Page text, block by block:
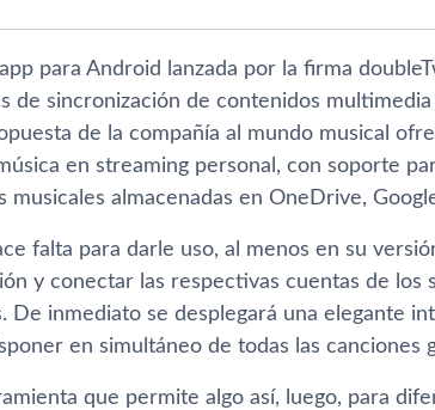
para Android lanzada por la firma
de sincronización de contenidos
de la compañí­a al mundo musical
en streaming personal, con soporte
musicales almacenadas en OneDrive,
falta para darle uso, al menos en su
y conectar las respectivas cuentas de los
De inmediato se desplegará una elegante
en simultáneo de todas las canciones
que permite algo así­, luego, para